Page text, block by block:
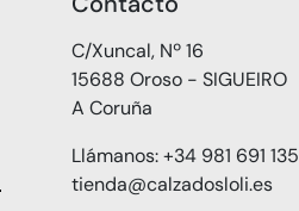
C/Xuncal, Nº 16
15688 Oroso - SIGUEIRO
A Coruña
Llámanos: +34 981 691 135
tienda@calzadosloli.es